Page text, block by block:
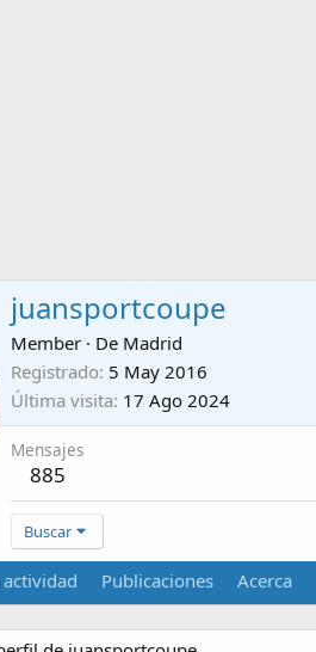
juansportcoupe
Member · De Madrid
Registrado 5 May 2016
Última visita 17 Ago 2024
Mensajes
885
Buscar
Publicaciones Acerca